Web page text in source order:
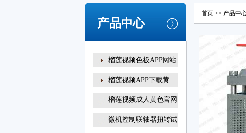
产品中心
榴莲视频色板APP网站
榴莲视频APP下载黄
榴莲视频成人黄色官网
微机控制联轴器扭转试
首页 >> 产品中